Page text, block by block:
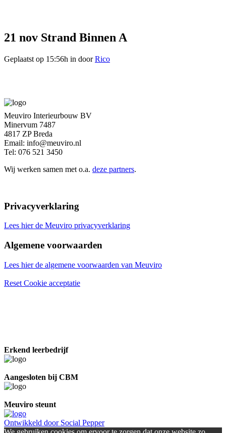
21 nov Strand Binnen A
Geplaatst op 15:56h in doorRico
Meuviro Interieurbouw BV
Minervum 7487
4817 ZP Breda
Email: info@meuviro.nl
Tel: 076 521 3450
Wij werken samen met o.a. deze partners.
Privacyverklaring
Lees hier de Meuviro privacyverklaring
Algemene voorwaarden
Lees hier de algemene voorwaarden van Meuviro
Reset Cookie acceptatie
Erkend leerbedrijf
Aangesloten bij CBM
Meuviro steunt
Ontwikkeld door Social Pepper